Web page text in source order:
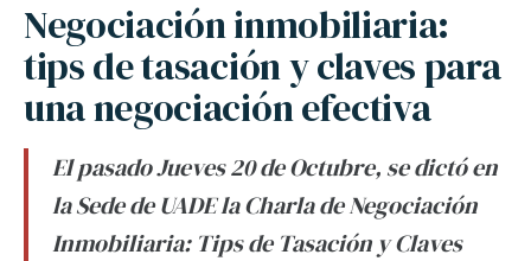
Negociación inmobiliaria:
tips de tasación y claves para
una negociación efectiva
El pasado Jueves 20 de Octubre, se dictó en
la Sede de UADE la Charla de Negociación
Inmobiliaria: Tips de Tasación y Claves